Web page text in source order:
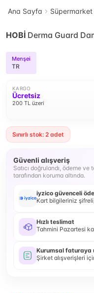
Ana Sayfa Süpermarket
HOBİ Derma Guard
Menşei
TR
KARGO
Ücretsiz
200 TL üzeri
Sınırlı stok: 2 adet
Güvenli alışveriş
Satıcı doğrulandı, ödeme
tarafından koruma altında.
iyzico güvenceli
Kart bilgileriniz
Hızlı teslimat
Tahmini Pazartesi
Kurumsal faturaya
Şirket alışverişleri